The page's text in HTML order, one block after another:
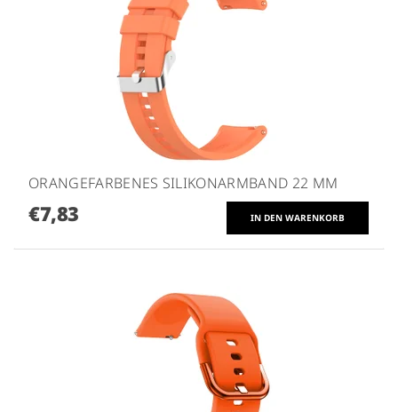
ORANGEFARBENES SILIKONARMBAND 22 MM
€7,83